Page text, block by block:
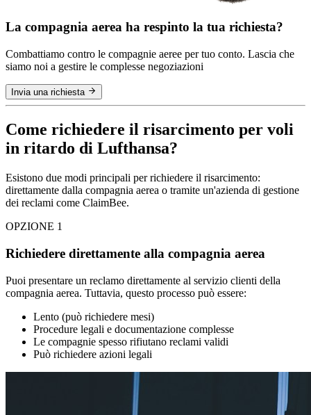
La compagnia aerea ha respinto la tua richiesta?
Combattiamo contro le compagnie aeree per tuo conto. Lascia che
siamo noi a gestire le complesse negoziazioni
Invia una richiesta
Come richiedere il risarcimento per voli
in ritardo di Lufthansa?
Esistono due modi principali per richiedere il risarcimento:
direttamente dalla compagnia aerea o tramite un'azienda di gestione
dei reclami come ClaimBee.
OPZIONE 1
Richiedere direttamente alla compagnia aerea
Puoi presentare un reclamo direttamente al servizio clienti della
compagnia aerea. Tuttavia, questo processo può essere:
Lento (può richiedere mesi)
Procedure legali e documentazione complesse
Le compagnie spesso rifiutano reclami validi
Può richiedere azioni legali